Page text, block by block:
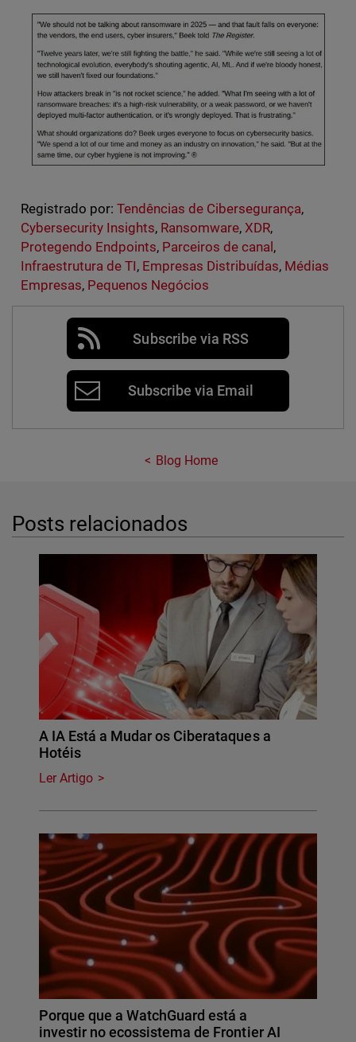
Registrado por: Tendências de Cibersegurança,
Cybersecurity Insights, Ransomware,XDR,
Protegendo Endpoints, Parceiros de canal ,
Infraestrutura de TI, Empresas Distribuídas, Médias
Empresas, Pequenos Negócios
Subscribe via RSS
Subscribe via Email
Blog Home
Posts relacionados
A IA Está a Mudar os Ciberataques a
Hotéis
Ler Artigo
Porque que a WatchGuard está a
investir no ecossistema de Frontier AI